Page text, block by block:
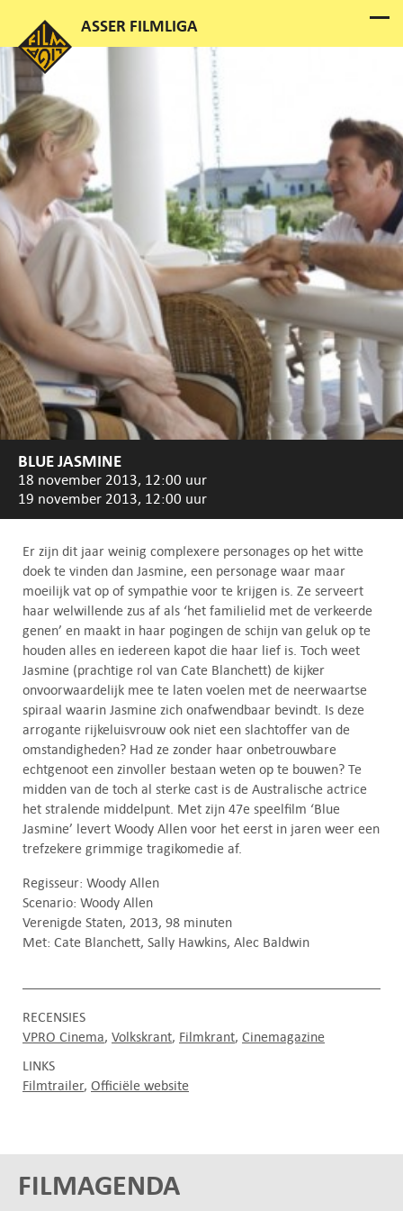
BLUE JASMINE
18 november 2013, 12:00 uur
19 november 2013, 12:00 uur
Er zijn dit jaar weinig complexere personages op het witte
doek te vinden dan Jasmine, een personage waar maar
moeilijk vat op of sympathie voor te krijgen is. Ze serveert
haar welwillende zus af als ‘het familielid met de verkeerde
genen’ en maakt in haar pogingen de schijn van geluk op te
houden alles en iedereen kapot die haar lief is. Toch weet
Jasmine (prachtige rol van Cate Blanchett) de kijker
onvoorwaardelijk mee te laten voelen met de neerwaartse
spiraal waarin Jasmine zich onafwendbaar bevindt. Is deze
arrogante rijkeluisvrouw ook niet een slachtoffer van de
omstandigheden? Had ze zonder haar onbetrouwbare
echtgenoot een zinvoller bestaan weten op te bouwen? Te
midden van de toch al sterke cast is de Australische actrice
het stralende middelpunt. Met zijn 47e speelfilm ‘Blue
Jasmine’ levert Woody Allen voor het eerst in jaren weer een
trefzekere grimmige tragikomedie af.
Regisseur: Woody Allen
Scenario: Woody Allen
Verenigde Staten, 2013, 98 minuten
Met: Cate Blanchett, Sally Hawkins, Alec Baldwin
RECENSIES
VPRO Cinema Volkskrant Filmkrant Cinemagazine
LINKS
Filmtrailer Officiële website
FILMAGENDA